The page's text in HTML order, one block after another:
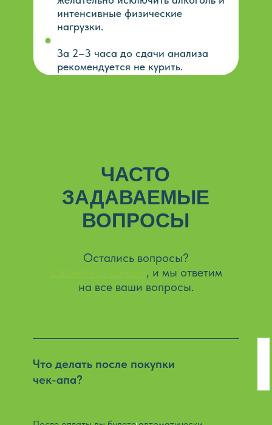
интенсивные физические
нагрузки.
За 2–3 часа до сдачи анализа
рекомендуется не курить.
ЧАСТО
ЗАДАВАЕМЫЕ
ВОПРОСЫ
Остались вопросы?
, и мы ответим
на все ваши вопросы.
Что делать после покупки
чек-апа?